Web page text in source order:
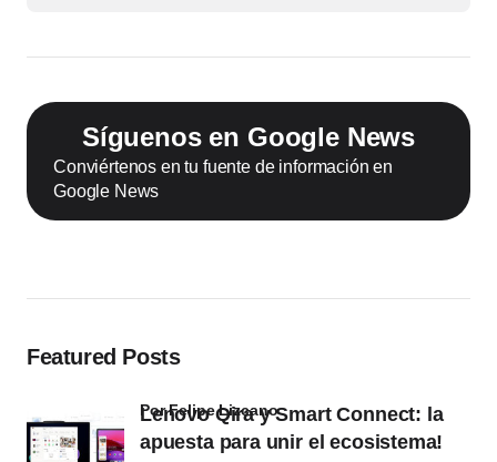
Síguenos en Google News
Conviértenos en tu fuente de información en
Google News
Featured Posts
Lenovo Qira y Smart Connect: la
apuesta para unir el ecosistema!
por Felipe Lizcano